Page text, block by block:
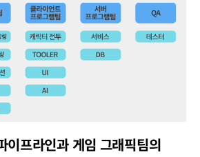
프라인과 게임 그래픽팀의